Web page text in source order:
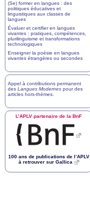
(Se) former en langues : des
politiques éducatives et
linguistiques aux classes de
langues
Évaluer et certifier en langues
vivantes : pratiques, compétences,
plurilinguisme et transformations
technologiques
Enseigner la poésie en langues
vivantes étrangères ou secondes
Appel à contributions permanent
des Langues Modernes pour des
articles hors-thèmes
L’APLV partenaire de la BnF
100 ans de publications de l’APLV
à retrouver sur Gallica